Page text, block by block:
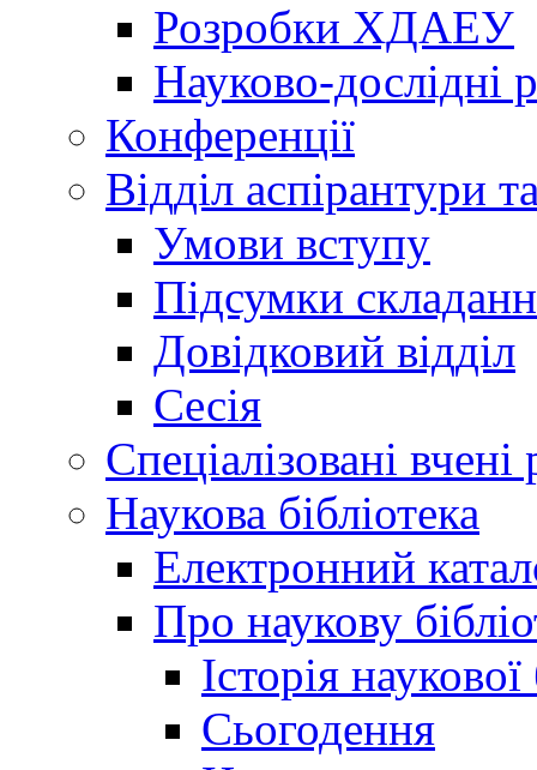
Розробки ХДАЕУ
Науково-дослідні
Конференції
Відділ аспірантури
Умови вступу
Підсумки
Довідковий відділ
Сесія
Спеціалізовані вчені
Наукова бібліотека
Електронний
Про наукову
Історія
Сьогодення